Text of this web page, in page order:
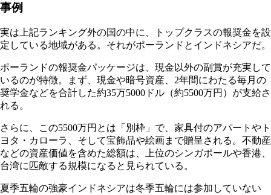
事例
実は上記ランキング外の国の中に、トップクラスの報奨金を設
定している地域がある。それがポーランドとインドネシアだ。
ポーランドの報奨金パッケージは、現金以外の副賞が充実して
いるのが特徴。まず、現金や暗号資産、2年間にわたる毎月の
奨学金などを合計した約35万5000ドル（約5500万円）が支給さ
れる。
さらに、この5500万円とは「別枠」で、家具付のアパートやト
ヨタ・カローラ、そして宝飾品や絵画まで贈呈される。不動産
などの資産価値を含めた総額は、上位のシンガポールや香港、
台湾に匹敵する規模になると見られている。
夏季五輪の強豪インドネシアは冬季五輪には参加していない